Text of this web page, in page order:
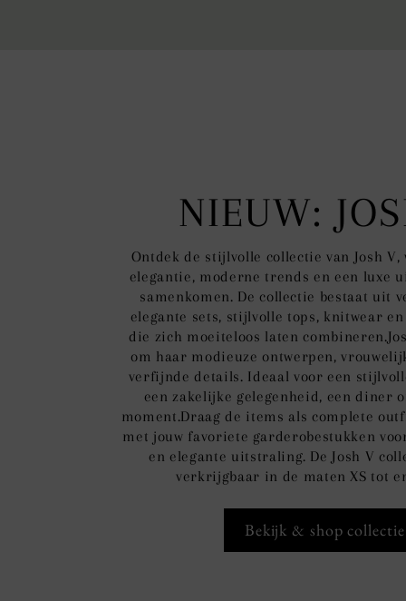
NIEUW:
Ontdek de stijlvolle collectie van Josh V,
elegantie, moderne trends en een luxe
samenkomen. De collectie bestaat uit
elegante sets, stijlvolle tops, knitwear
die zich moeiteloos laten
om haar modieuze ontwerpen,
verfijnde details. Ideaal voor een
een zakelijke gelegenheid, een diner
moment.Draag de items als complete
met jouw favoriete garderobestukken
en elegante uitstraling. De Josh V
verkrijgbaar in de maten XS tot
Bekijk & shop collectie